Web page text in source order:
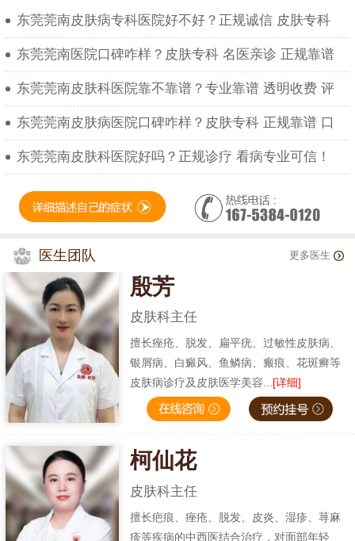
东莞莞南皮肤病专科医院好不好？正规诚信 皮肤专科
东莞莞南医院口碑咋样？皮肤专科 名医亲诊 正规靠谱
东莞莞南皮肤科医院靠不靠谱？专业靠谱 透明收费 评
东莞莞南皮肤病医院口碑咋样？皮肤专科 正规靠谱 口
东莞莞南皮肤科医院好吗？正规诊疗 看病专业可信！
医生团队 更多医生
殷芳
皮肤科主任
擅长痤疮、脱发、扁平疣、过敏性皮肤病、
银屑病、白癜风、鱼鳞病、瘢痕、花斑癣等
皮肤病诊疗及皮肤医学美容... [详细]
柯仙花
皮肤科主任
擅长疤痕、痤疮、脱发、皮炎、湿疹、荨麻
疹等疾病的中西医结合治疗，对面部年轻